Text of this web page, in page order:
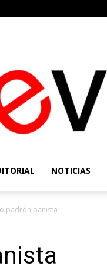
NOTICIAS
padrón panista